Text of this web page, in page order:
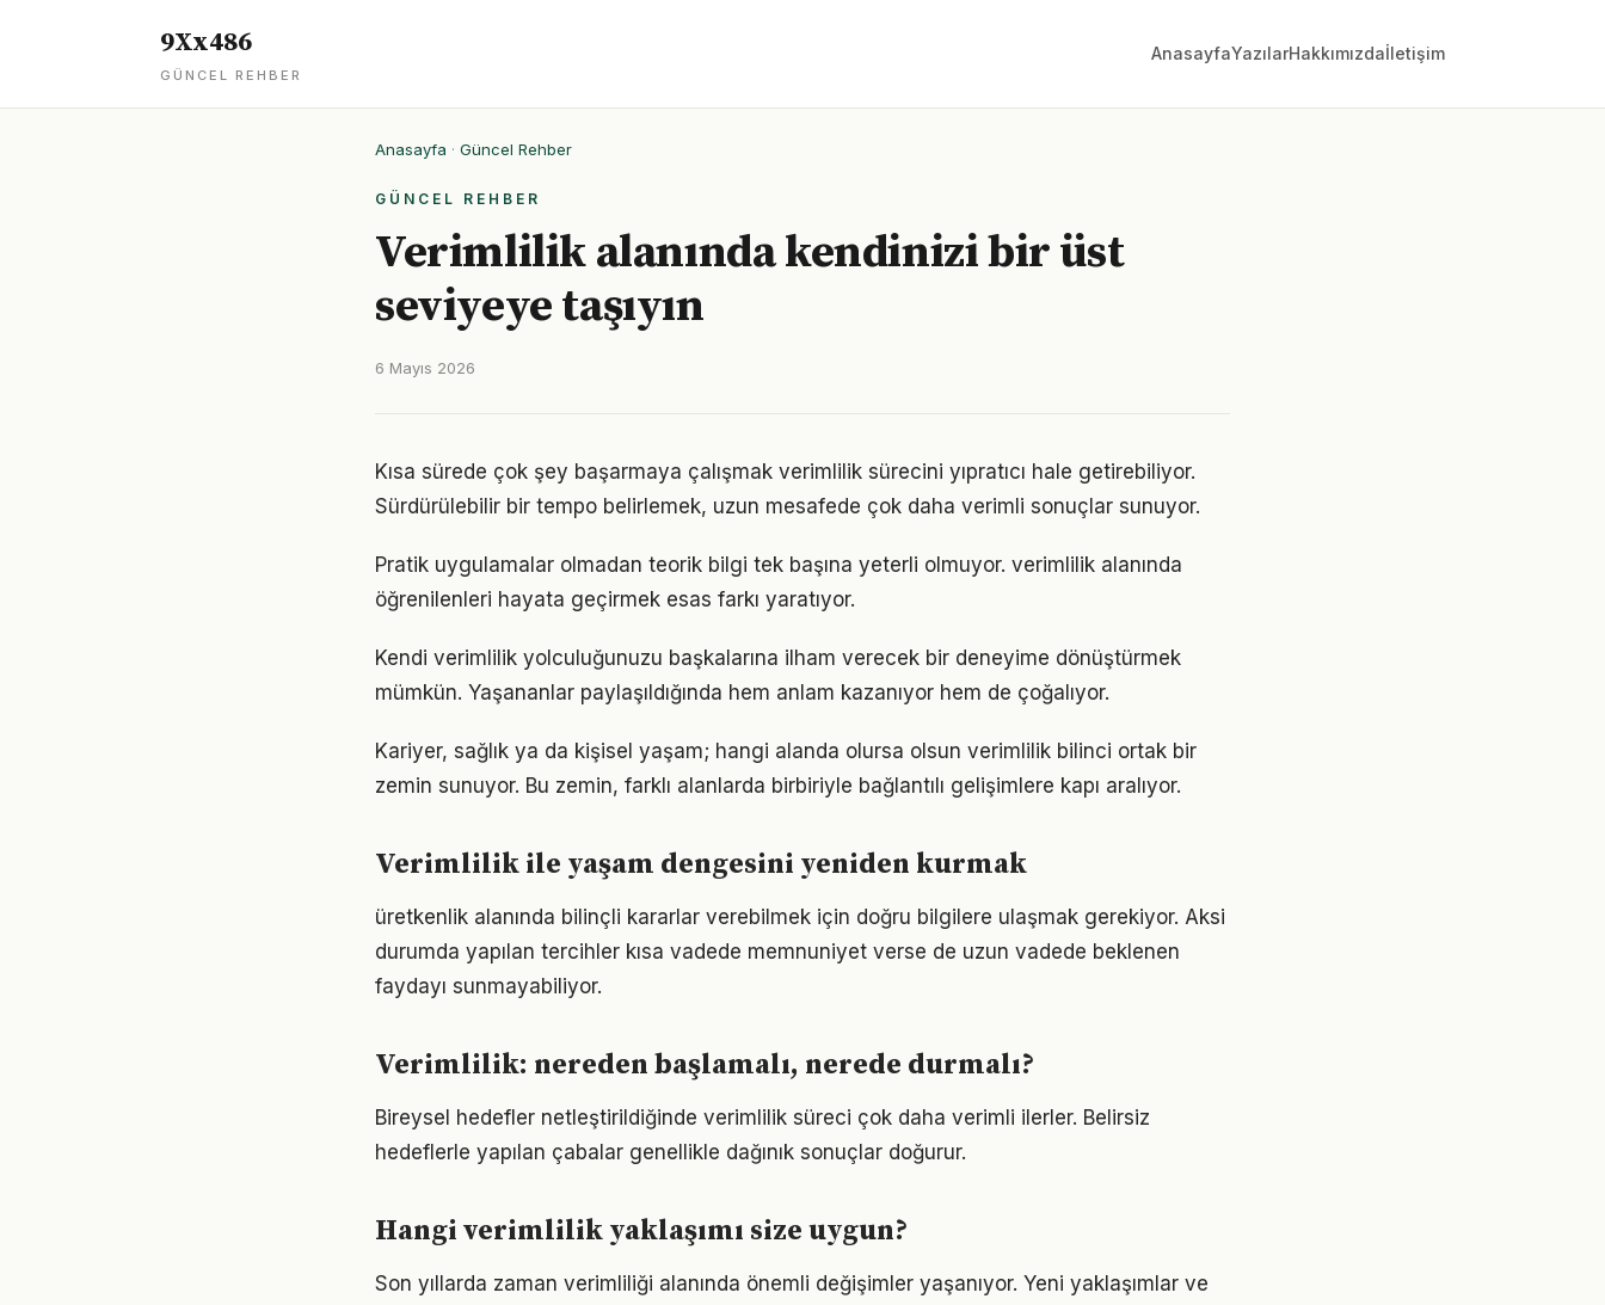
9Xx486
GÜNCEL REHBER
AnasayfaYazılarHakkımızdaİletişim
Anasayfa · Güncel Rehber
GÜNCEL REHBER
Verimlilik alanında kendinizi bir üst
seviyeye taşıyın
6 Mayıs 2026
Kısa sürede çok şey başarmaya çalışmak verimlilik sürecini yıpratıcı hale getirebiliyor.
Sürdürülebilir bir tempo belirlemek, uzun mesafede çok daha verimli sonuçlar sunuyor.
Pratik uygulamalar olmadan teorik bilgi tek başına yeterli olmuyor. verimlilik alanında
öğrenilenleri hayata geçirmek esas farkı yaratıyor.
Kendi verimlilik yolculuğunuzu başkalarına ilham verecek bir deneyime dönüştürmek
mümkün. Yaşananlar paylaşıldığında hem anlam kazanıyor hem de çoğalıyor.
Kariyer, sağlık ya da kişisel yaşam; hangi alanda olursa olsun verimlilik bilinci ortak bir
zemin sunuyor. Bu zemin, farklı alanlarda birbiriyle bağlantılı gelişimlere kapı aralıyor.
Verimlilik ile yaşam dengesini yeniden kurmak
üretkenlik alanında bilinçli kararlar verebilmek için doğru bilgilere ulaşmak gerekiyor. Aksi
durumda yapılan tercihler kısa vadede memnuniyet verse de uzun vadede beklenen
faydayı sunmayabiliyor.
Verimlilik: nereden başlamalı, nerede durmalı?
Bireysel hedefler netleştirildiğinde verimlilik süreci çok daha verimli ilerler. Belirsiz
hedeflerle yapılan çabalar genellikle dağınık sonuçlar doğurur.
Hangi verimlilik yaklaşımı size uygun?
Son yıllarda zaman verimliliği alanında önemli değişimler yaşanıyor. Yeni yaklaşımlar ve